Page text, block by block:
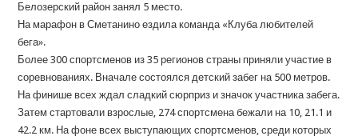
Белозерский район занял 5 место.
На марафон в Сметанино ездила команда «Клуба любителей
бега».
Более 300 спортсменов из 35 регионов страны приняли участие в
соревнованиях. Вначале состоялся детский забег на 500 метров.
На финише всех ждал сладкий сюрприз и значок участника забега.
Затем стартовали взрослые, 274 спортсмена бежали на 10, 21.1 и
42.2 км. На фоне всех выступающих спортсменов, среди которых